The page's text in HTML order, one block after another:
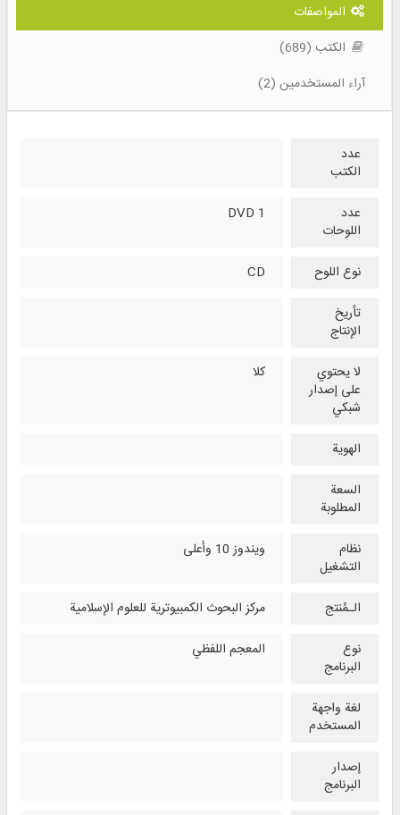
المواصفات
الكتب (689)
آراء المستخدمين (2)
عدد
الكتب
عدد
اللوحات
1 DVD
نوع اللوح
CD
تأريخ
الإنتاج
لا يحتوي
على إصدار
شبكي
كلا
الهوية
السعة
المطلوبة
نظام
التشغیل
ويندوز 10 وأعلی
الـمُنتج
مركز البحوث الكمبيوترية للعلوم الإسلامية
نوع
البرنامج
المعجم اللفظي
لغة واجهة
المستخدم
إصدار
البرنامج